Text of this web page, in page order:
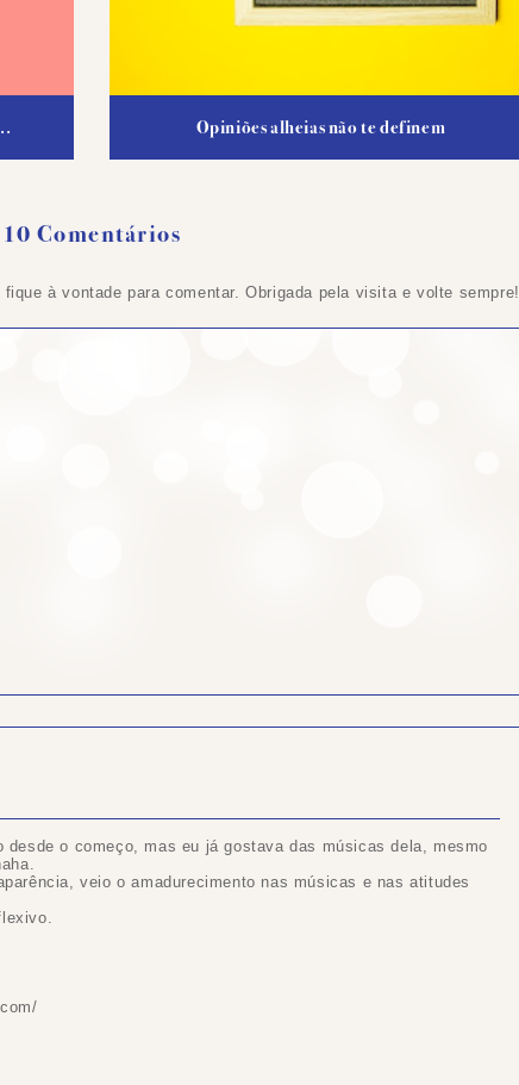
Opiniões alheias não te definem
10 Comentários
à vontade para comentar. Obrigada pela visita e volte sempre!
desde o começo, mas eu já gostava das músicas dela, mesmo
veio o amadurecimento nas músicas e nas atitudes